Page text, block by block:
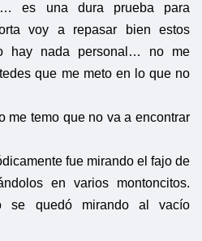
es una dura prueba para
voy a repasar bien estos
hay nada personal… no me
que me meto en lo que no
me temo que no va a encontrar
fue mirando el fajo de
en varios montoncitos.
se quedó mirando al vacío